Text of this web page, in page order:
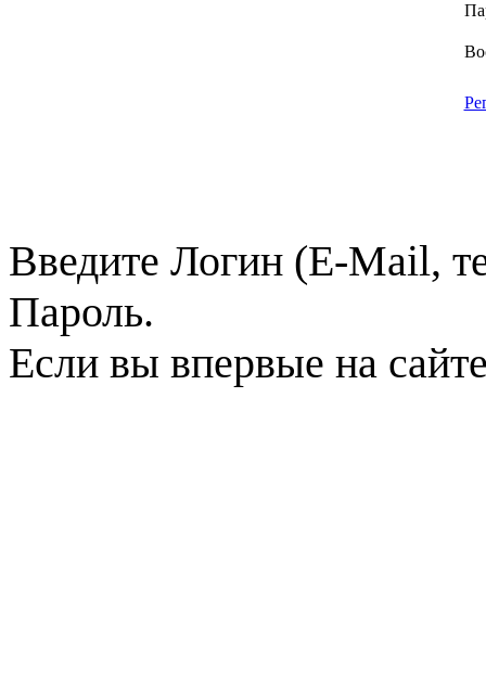
Введите Логин (E-Mail,
Пароль.
Если вы впервые на